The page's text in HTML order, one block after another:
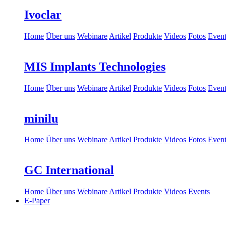
Ivoclar
Home Über uns Webinare Artikel Produkte Videos Fotos
MIS Implants Technologies
Home Über uns Webinare Artikel Produkte Videos Fotos
minilu
Home Über uns WebinareArtikel Produkte Videos Fotos
GC International
Home Über uns Webinare Artikel Produkte Videos Events
E-Paper